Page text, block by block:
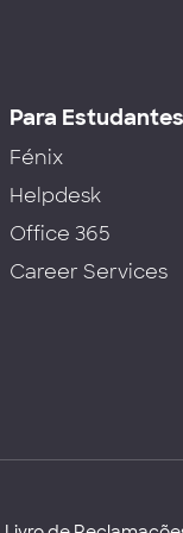
Para
Fénix
Helpdesk
Office 365
Career Services